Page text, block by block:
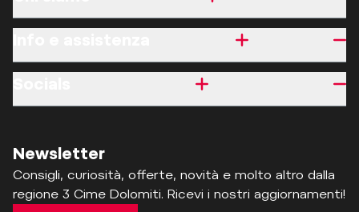
Newsletter
Consigli, curiosità, offerte, novità e molto altro dalla
regione 3 Cime Dolomiti. Ricevi i nostri aggiornamenti!